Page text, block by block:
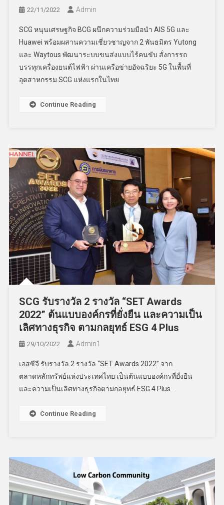
22/11/2022 Admin
SCG หนุนเศรษฐกิจ BCG ผนึกความร่วมมือนำ AIS 5G และ
Huawei พร้อมผสานความเชี่ยวชาญจาก 2 พันธมิตร Yutong
และ Waytous พัฒนาระบบขนส่งแบบไร้คนขับ สั่งการรถ
บรรทุกเครื่องยนต์ไฟฟ้า ผ่านเครือข่ายอัจฉริยะ 5G ในพื้นที่
อุตสาหกรรม SCG แห่งแรกในไทย
Continue Reading
SCG รับรางวัล 2 รางวัล “SET Awards
2022” ต้นแบบองค์กรที่ยั่งยืน และความเป็น
เลิศทางธุรกิจ ตามกลยุทธ์ ESG 4 Plus
29/10/2022 Admin​1
เอสซีจี รับรางวัล 2 รางวัล “SET Awards 2022” จาก
ตลาดหลักทรัพย์แห่งประเทศไทย เป็นต้นแบบองค์กรที่ยั่งยืน
และความเป็นเลิศทางธุรกิจตามกลยุทธ์ ESG 4 Plus …
Continue Reading